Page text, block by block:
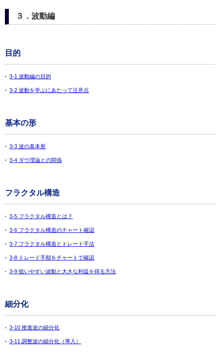
３．波動編
目的
3-1 波動編の目的
3-2 波動を学ぶにあたって注意点
基本の形
3-3 波の基本形
3-4 ダウ理論との関係
フラクタル構造
3-5 フラクタル構造とは？
3-6 フラクタル構造のチャート確認
3-7 フラクタル構造とトレード手法
3-8 トレード手順をチャートで確認
3-9 狙いやすい波動と大きな利益を得る方法
細分化
3-10 推進波の細分化
3-11 調整波の細分化（導入）